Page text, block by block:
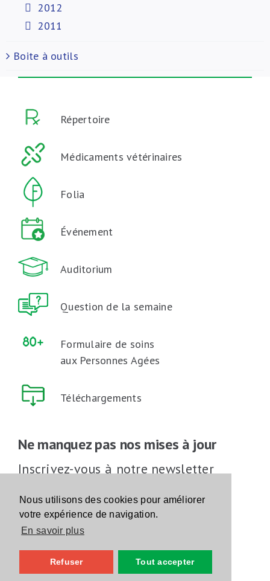
Nous utilisons des cookies pour améliorer
votre expérience de navigation.
En savoir plus
Refuser Tout accepter
2012
2011
Boite à outils
Répertoire
Médicaments vétérinaires
Folia
Événement
Auditorium
Question de la semaine
Formulaire de soins
aux Personnes Agées
Téléchargements
Ne manquez pas nos mises à jour
Inscrivez-vous à notre newsletter
Inscrivez-vous
Suivez-nous sur les réseaux sociaux